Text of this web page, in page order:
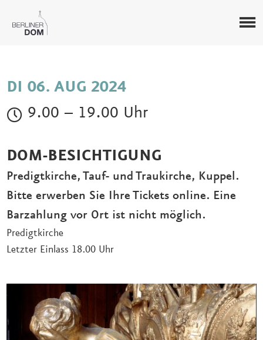
DI 06. AUG 2024
9.00 – 19.00 Uhr
DOM-BESICHTIGUNG
Predigtkirche, Tauf- und Traukirche, Kuppel.
Bitte erwerben Sie Ihre Tickets online. Eine
Barzahlung vor Ort ist nicht möglich.
Predigtkirche
Letzter Einlass 18.00 Uhr